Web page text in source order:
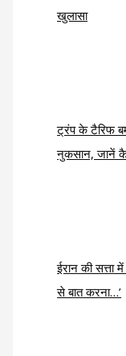
खुलासा
ट्रंप के टैरिफ
नुकसान, जानें
ईरान की सत्ता
से बात करना…’